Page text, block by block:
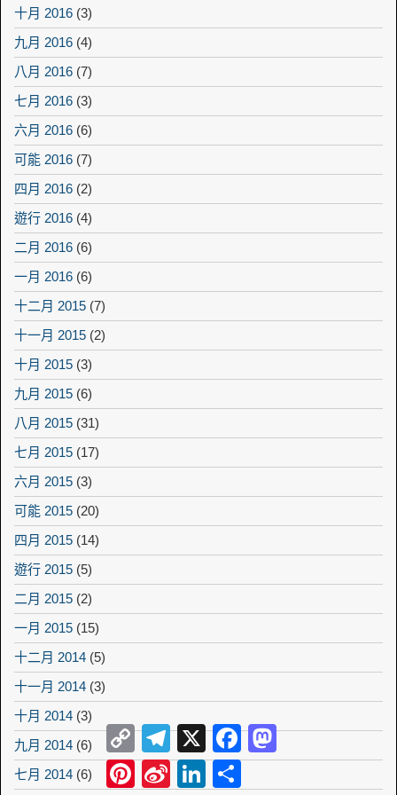
十月 2016 (3)
九月 2016 (4)
八月 2016 (7)
七月 2016 (3)
六月 2016 (6)
可能 2016 (7)
四月 2016 (2)
遊行 2016 (4)
二月 2016 (6)
一月 2016 (6)
十二月 2015 (7)
十一月 2015 (2)
十月 2015 (3)
九月 2015 (6)
八月 2015 (31)
七月 2015 (17)
六月 2015 (3)
可能 2015 (20)
四月 2015 (14)
遊行 2015 (5)
二月 2015 (2)
一月 2015 (15)
十二月 2014 (5)
十一月 2014 (3)
十月 2014 (3)
九月 2014 (6)
七月 2014 (6)
Copy
Link
Telegram
X FacebookMastodon
Pinterest
Sina
Weibo
LinkedIn